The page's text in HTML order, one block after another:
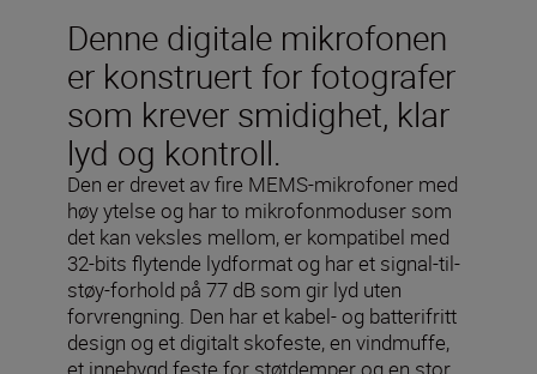
Denne digitale mikrofonen
er konstruert for fotografer
som krever smidighet, klar
lyd og kontroll.
Den er drevet av fire MEMS-mikrofoner med
høy ytelse og har to mikrofonmoduser som
det kan veksles mellom, er kompatibel med
32-bits flytende lydformat og har et signal-til-
støy-forhold på 77 dB som gir lyd uten
forvrengning. Den har et kabel- og batterifritt
design og et digitalt skofeste, en vindmuffe,
et innebygd feste for støtdemper og en stor